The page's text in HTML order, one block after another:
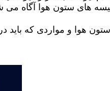
های ستون هوا آگاه می
هوا و مواردی که باید